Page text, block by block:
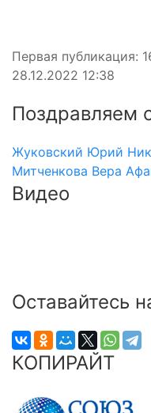
Первая публикация:
28.12.2022 12:38
Поздравляем
Жуковский Юрий
Митченкова Вера
Видео
Оставайтесь
КОПИРАЙТ